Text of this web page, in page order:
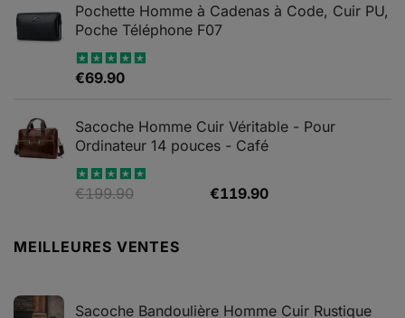
€69.90
Pochette Homme à Cadenas à Code, Cuir PU,
Poche Téléphone F07
Note4.67
€69.90
Sacoche Homme Cuir Véritable - Pour
Ordinateur 14 pouces - Café
Note5.00
€199.90
était :
€119.90Le
MEILLEURES VENTES
Sacoche Bandoulière Homme Cuir Rustique